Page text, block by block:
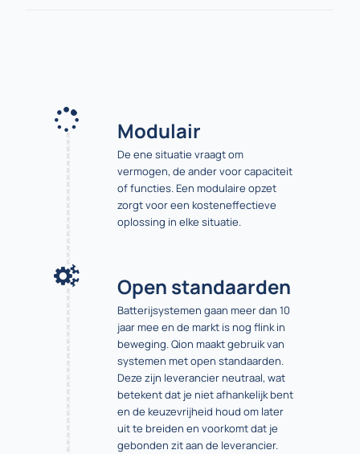
Modulair
De ene situatie vraagt om
vermogen, de ander voor capaciteit
of functies. Een modulaire opzet
zorgt voor een kosteneffectieve
oplossing in elke situatie.
Open standaarden
Batterijsystemen gaan meer dan 10
jaar mee en de markt is nog flink in
beweging. Qion maakt gebruik van
systemen met open standaarden.
Deze zijn leverancier neutraal, wat
betekent dat je niet afhankelijk bent
en de keuzevrijheid houd om later
uit te breiden en voorkomt dat je
gebonden zit aan de leverancier.